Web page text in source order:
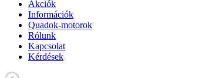
Akciók
Információk
Quadok-motorok
Rólunk
Kapcsolat
Kérdések